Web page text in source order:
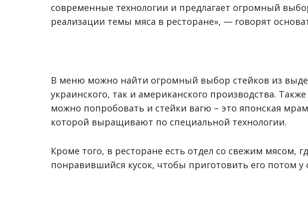
современные технологии и предлагает огромный
реализации темы мяса в ресторане», — говорят
В меню можно найти огромный выбор стейков из
украинского, так и американского производства. Также
можно попробовать и стейки вагю – это японская
которой выращивают по специальной технологии.
Кроме того, в ресторане есть отдел со свежим мясом,
понравившийся кусок, чтобы приготовить его потом у